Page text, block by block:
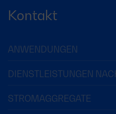
Kontakt
ANWENDUNGEN
DIENSTLEISTUNGEN
STROMAGGREGATE